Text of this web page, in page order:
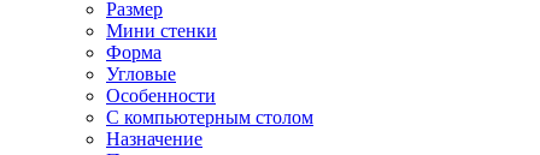
Размер
Мини стенки
Форма
Угловые
Особенности
С компьютерным столом
Назначение